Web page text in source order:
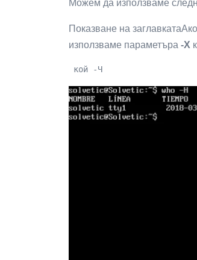
Можем да използваме
Показване на
използваме параметъра -Х
кой -Ч